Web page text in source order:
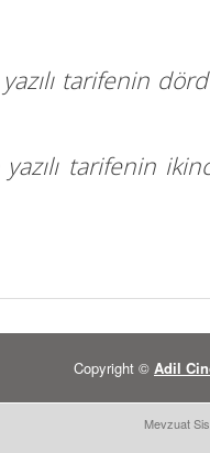
tarifenin
tarifenin
Copyright © Adil
Mevzuat